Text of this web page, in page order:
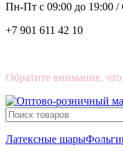
Пн-Пт с 09:00 до 19:00 /
+7 901 611 42 10
Обратите внимание,
Латексные шары